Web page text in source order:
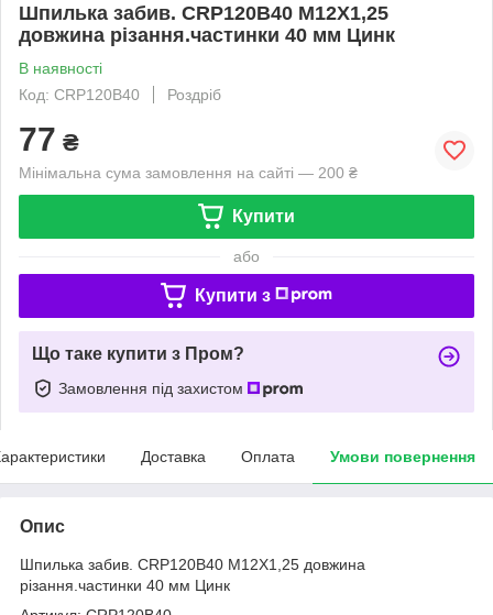
Шпилька забив. CRP120B40 M12X1,25
довжина різання.частинки 40 мм Цинк
В наявності
Код: CRP120B40
Роздріб
77 ₴
Мінімальна сума замовлення на сайті — 200 ₴
Купити
або
Купити з
Що таке купити з Пром?
Замовлення під захистом
Доставка Оплата Умови повернення
Опис
Шпилька забив. CRP120B40 M12X1,25 довжина
різання.частинки 40 мм Цинк